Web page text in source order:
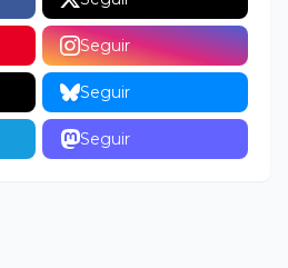
Seguir
Seguir
Seguir